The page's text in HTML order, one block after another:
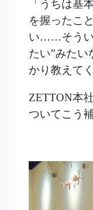
「うちは基
を握ったこ
い……そうい
たい”みたい
かり教えて
ZETTON本
ついてこう